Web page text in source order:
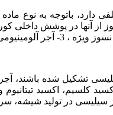
از آنها در پوشش داخلی
تشکیل شده باشند،
اکسید کلسیم، اکسید
در تولید شیشه،